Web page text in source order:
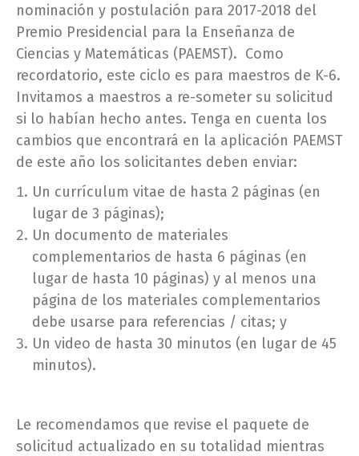
nominación y postulación para 2017-2018 del
Premio Presidencial para la Enseñanza de
Ciencias y Matemáticas (PAEMST). Como
recordatorio, este ciclo es para maestros de K-6.
Invitamos a maestros a re-someter su solicitud
si lo habían hecho antes. Tenga en cuenta los
cambios que encontrará en la aplicación PAEMST
de este año los solicitantes deben enviar:
Un currículum vitae de hasta 2 páginas (en
lugar de 3 páginas);
Un documento de materiales
complementarios de hasta 6 páginas (en
lugar de hasta 10 páginas) y al menos una
página de los materiales complementarios
debe usarse para referencias / citas; y
Un video de hasta 30 minutos (en lugar de 45
minutos).
Le recomendamos que revise el paquete de
solicitud actualizado en su totalidad mientras